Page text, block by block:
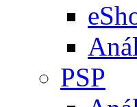
PSP